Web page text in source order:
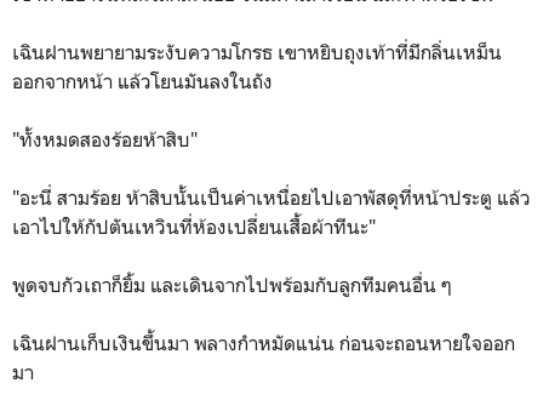
เฉินฝานพยายามระงับความโกรธ เขาหยิบถุงเท้าที่มีกลิ่นเหม็น
ออกจากหน้า แล้วโยนมันลงในถัง
"ทั้งหมดสองร้อยห้าสิบ"
"อะนี่ สามร้อย ห้าสิบนั้นเป็นค่าเหนื่อยไปเอาพัสดุที่หน้าประตู แล้ว
เอาไปให้กัปตันเหวินที่ห้องเปลี่ยนเสื้อผ้าทีนะ"
พูดจบกัวเถาก็ยิ้ม และเดินจากไปพร้อมกับลูกทีมคนอื่น ๆ
เฉินฝานเก็บเงินขึ้นมา พลางกำหมัดแน่น ก่อนจะถอนหายใจออก
มา